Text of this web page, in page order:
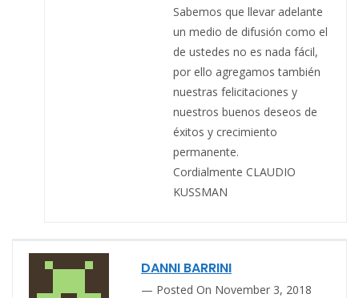
Sabemos que llevar adelante
un medio de difusión como el
de ustedes no es nada fácil,
por ello agregamos también
nuestras felicitaciones y
nuestros buenos deseos de
éxitos y crecimiento
permanente.
Cordialmente CLAUDIO
KUSSMAN
DANNI BARRINI
Posted On November 3, 2018